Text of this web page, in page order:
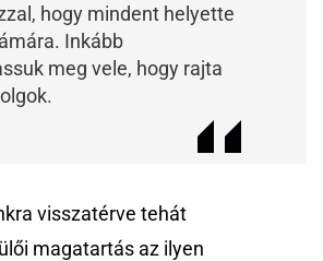
hogy mindent helyette
Inkább
meg vele, hogy rajta
visszatérve tehát
magatartás az ilyen